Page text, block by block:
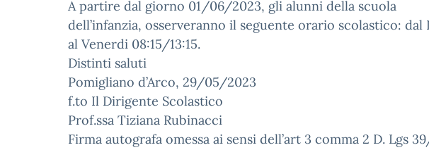
A partire dal giorno 01/06/2023, gli alunni della scuola
dell’infanzia, osserveranno il seguente orario scolastico: dal
al Venerdi 08:15/13:15.
Distinti saluti
Pomigliano d’Arco, 29/05/2023
f.to Il Dirigente Scolastico
Prof.ssa Tiziana Rubinacci
Firma autografa omessa ai sensi dell’art 3 comma 2 D. Lgs